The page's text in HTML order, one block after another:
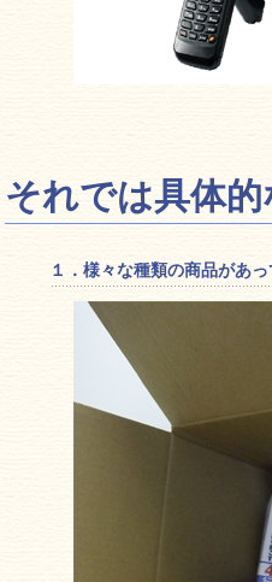
それでは具体
１．様々な種類の商品があ